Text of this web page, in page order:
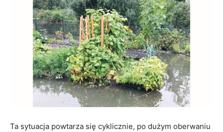
Ta sytuacja powtarza się cyklicznie, po dużym oberwaniu